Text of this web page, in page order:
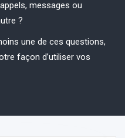
messages ou
?
une de ces questions,
façon d’utiliser vos